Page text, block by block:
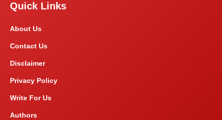
Quick Links
About Us
Contact Us
Disclaimer
Privacy Policy
Write For Us
Authors